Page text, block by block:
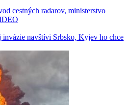
cestných radarov, ministerstvo
navštívi Srbsko, Kyjev ho chce